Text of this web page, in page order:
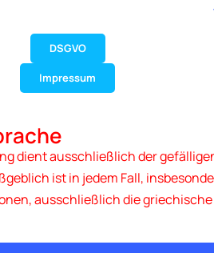
DSGVO
Impressum
dient ausschließlich der
ist in jedem Fall,
ausschließlich die